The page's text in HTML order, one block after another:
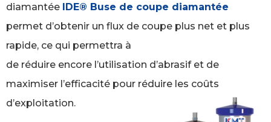
diamantée IDE® Buse de coupe diamantée
permet d’obtenir un flux de coupe plus net et plus
rapide, ce qui permettra à
de réduire encore l’utilisation d’abrasif et de
maximiser l’efficacité pour réduire les coûts
d’exploitation.